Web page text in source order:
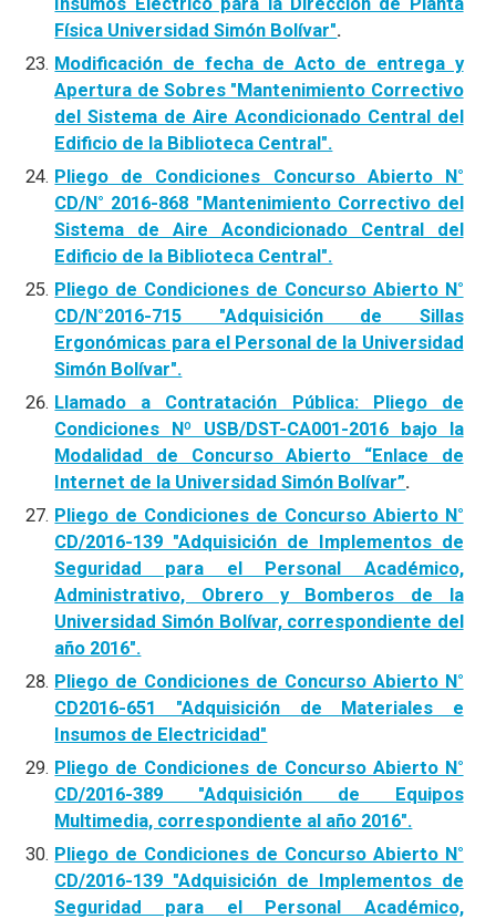
Física Universidad Simón Bolívar".
Modificación de fecha de Acto de entrega y
Apertura de Sobres "Mantenimiento Correctivo
del Sistema de Aire Acondicionado Central del
Edificio de la Biblioteca Central".
Pliego de Condiciones Concurso Abierto N°
CD/N° 2016-868 "Mantenimiento Correctivo del
Sistema de Aire Acondicionado Central del
Edificio de la Biblioteca Central".
Pliego de Condiciones de Concurso Abierto N°
CD/N°2016-715 "Adquisición de Sillas
Ergonómicas para el Personal de la Universidad
Simón Bolívar".
Llamado a Contratación Pública: Pliego de
Condiciones Nº USB/DST-CA001-2016 bajo la
Modalidad de Concurso Abierto “Enlace de
Internet de la Universidad Simón Bolívar”.
Pliego de Condiciones de Concurso Abierto N°
CD/2016-139 "Adquisición de Implementos de
Seguridad para el Personal Académico,
Administrativo, Obrero y Bomberos de la
Universidad Simón Bolívar, correspondiente del
año 2016".
Pliego de Condiciones de Concurso Abierto N°
CD2016-651 "Adquisición de Materiales e
Insumos de Electricidad"
Pliego de Condiciones de Concurso Abierto N°
CD/2016-389 "Adquisición de Equipos
Multimedia, correspondiente al año 2016".
Pliego de Condiciones de Concurso Abierto N°
CD/2016-139 "Adquisición de Implementos de
Seguridad para el Personal Académico,